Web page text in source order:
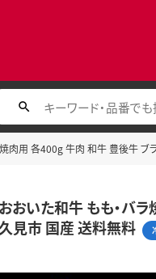
焼肉用 各400g 牛肉 和牛 豊後牛
おおいた和牛 もも・バ
見市 国産 送料無料